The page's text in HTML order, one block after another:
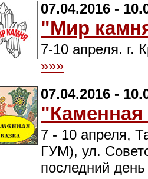
07.04.2016 -
"Мир
7-10 апреля. г.
»»»
07.04.2016 -
"Каменная
7 - 10 апреля,
ГУМ), ул.
последний